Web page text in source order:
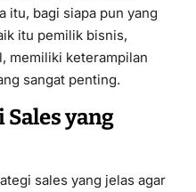
itu, bagi siapa pun yang
itu pemilik bisnis,
memiliki keterampilan
sangat penting.
yang
sales yang jelas agar